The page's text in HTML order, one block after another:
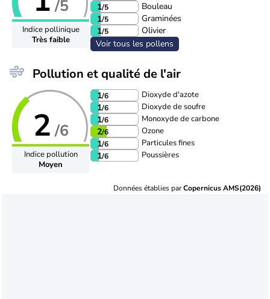
/5
Indice pollinique
Très faible
1/5
Bouleau
1/5
Graminées
1/5
Olivier
Voir tous les pollens
Pollution et qualité de l'air
2 /6
Indice pollution
Moyen
1/6 Dioxyde d'azote
1/6 Dioxyde de soufre
1/6 Monoxyde de carbone
2/6 Ozone
1/6 Particules fines
1/6 Poussières
Données établies parCopernicus AMS(2026)